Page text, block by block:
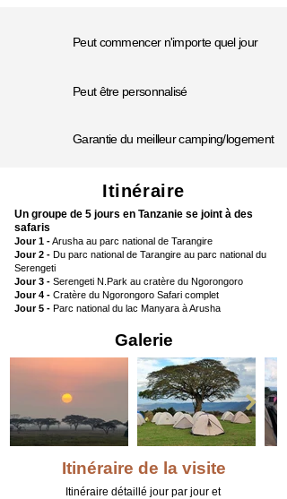
Peut commencer n'importe quel jour
Peut être personnalisé
Garantie du meilleur camping/logement
Itinéraire
Un groupe de 5 jours en Tanzanie se joint à des
safaris
Jour 1 -Arusha au parc national de Tarangire
Jour 2 - Du parc national de Tarangire au parc national du
Serengeti
Jour 3 - Serengeti N.Park au cratère du Ngorongoro
Jour 4 - Cratère du Ngorongoro Safari complet
Jour 5 - Parc national du lac Manyara à Arusha
Galerie
Itinéraire de la visite
Itinéraire détaillé jour par jour et